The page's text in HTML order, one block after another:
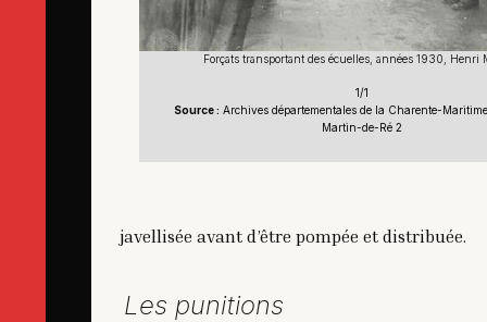
Forçats transportant des écuelles, années 1930, Henri
1/1
Source : Archives départementales de la Charente-
Martin-de-Ré 2
javellisée avant d’être pompée et distribuée.
Les punitions